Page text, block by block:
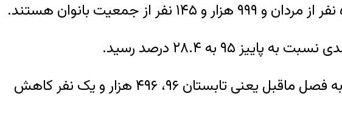
تعداد شاغلان کشور نسبت به پاییز ۹۵ به میزان ۹۵۷ هزار و ۷۵۱ نفر افزایش و نسبت به فصل ماقبل یعنی تابستان ۹۶، ۴۹۶ هزار و یک نفر کاهش